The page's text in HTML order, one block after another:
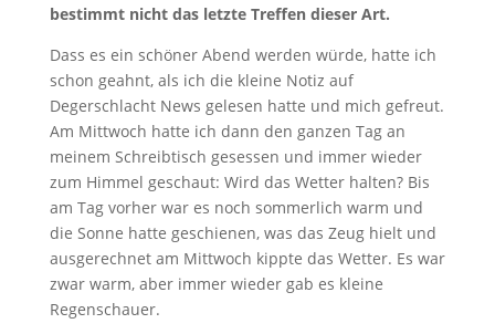
bestimmt nicht das letzte Treffen dieser Art.
Dass es ein schöner Abend werden würde, hatte ich
schon geahnt, als ich die kleine Notiz auf
Degerschlacht News gelesen hatte und mich gefreut.
Am Mittwoch hatte ich dann den ganzen Tag an
meinem Schreibtisch gesessen und immer wieder
zum Himmel geschaut: Wird das Wetter halten? Bis
am Tag vorher war es noch sommerlich warm und
die Sonne hatte geschienen, was das Zeug hielt und
ausgerechnet am Mittwoch kippte das Wetter. Es war
zwar warm, aber immer wieder gab es kleine
Regenschauer.